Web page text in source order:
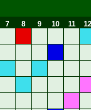
7 8 9 10 11 12